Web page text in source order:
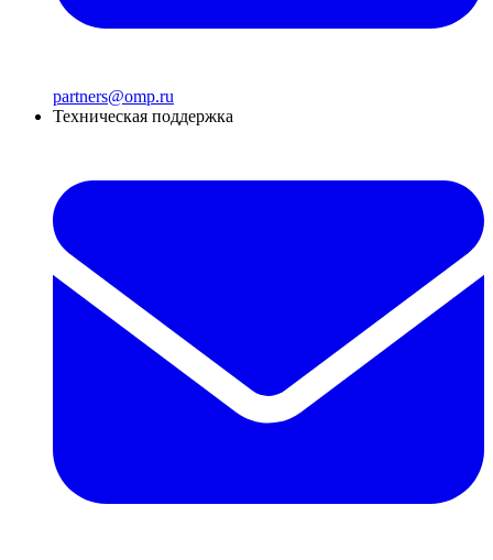
partners@omp.ru
Техническая поддержка